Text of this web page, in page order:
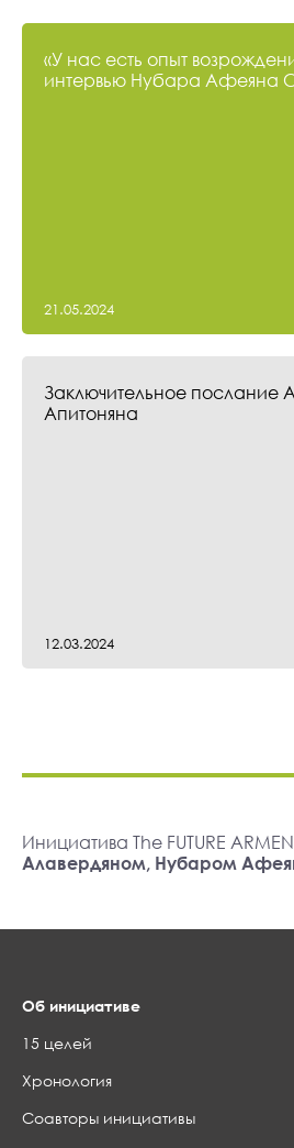
«У нас есть опыт
интервью Нубара Афеяна
21.05.2024
Заключительное послание
Апитоняна
12.03.2024
Инициатива The FUTURE
Алавердяном, Нубаром
Об инициативе
15 целей
Хронология
Соавторы инициативы